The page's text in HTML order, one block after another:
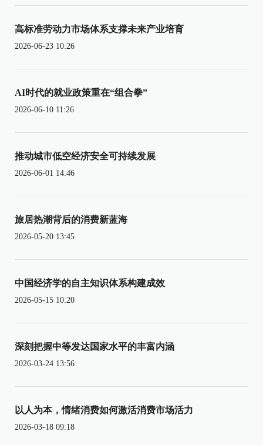
高标准劳动力市场体系支撑未来产业培育
2026-06-23 10:26
AI时代的就业政策重在“组合拳”
2026-06-10 11:26
推动城市低空经济安全可持续发展
2026-06-01 14:46
旅居热潮背后的消费新蓝海
2026-05-20 13:45
中国经济学的自主知识体系构建成效
2026-05-15 10:20
深刻把握中等发达国家水平的丰富内涵
2026-03-24 13:56
以人为本，情绪消费如何激活消费市场活力
2026-03-18 09:18